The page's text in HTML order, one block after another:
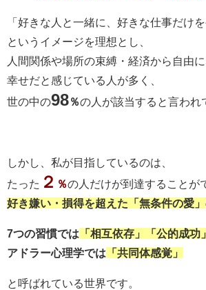
「好きな人と一緒に、好きな仕事だけを
というイメージを理想とし、
人間関係や場所の束縛・経済から自由
幸せだと感じている人が多く、
世の中の98％の人が該当すると言われ
しかし、私が目指しているのは、
たった ２ ％の人だけが到達することが
好き嫌い・損得を超えた「無条件の愛
7つの習慣では 「相互依存」「公的成功」
アドラー心理学では 「共同体感覚」
と呼ばれている世界です。